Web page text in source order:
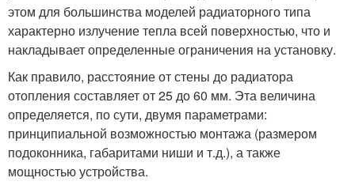
этом для большинства моделей радиаторного типа
характерно излучение тепла всей поверхностью, что и
накладывает определенные ограничения на установку.
Как правило, расстояние от стены до радиатора
отопления составляет от 25 до 60 мм. Эта величина
определяется, по сути, двумя параметрами:
принципиальной возможностью монтажа (размером
подоконника, габаритами ниши и т.д.), а также
мощностью устройства.